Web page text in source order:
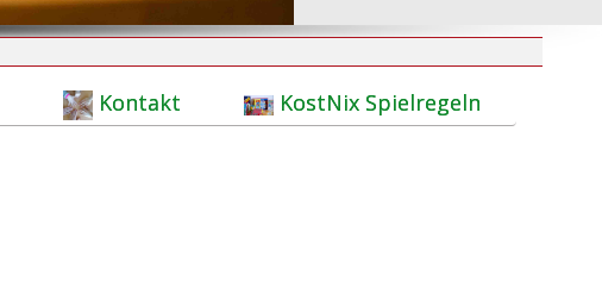
Kontakt KostNix Spielregeln